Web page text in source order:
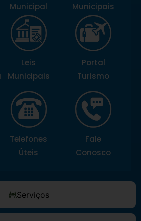
Serviços
Municipal
Municipais
Leis
Municipais
Portal
Turismo
Telefones
Úteis
Fale
Conosco